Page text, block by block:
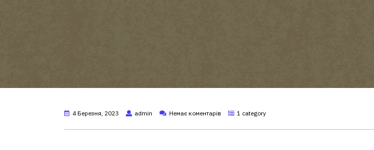
4 Березня, 2023 admin Немає коментарів 1 category